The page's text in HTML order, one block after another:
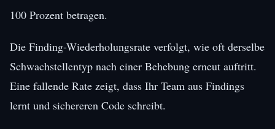
100 Prozent betragen.
Die Finding-Wiederholungsrate verfolgt, wie oft derselbe
Schwachstellentyp nach einer Behebung erneut auftritt.
Eine fallende Rate zeigt, dass Ihr Team aus Findings
lernt und sichereren Code schreibt.